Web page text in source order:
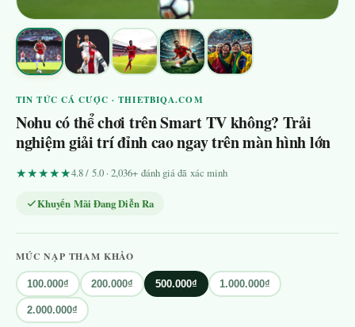
TIN TỨC CÁ CƯỢC · THIETBIQA.COM
Nohu có thể chơi trên Smart TV không? Trải
nghiệm giải trí đỉnh cao ngay trên màn hình lớn
★★★★★4.8 / 5.0 · 2,036+ đánh giá đã xác minh
Khuyến Mãi Đang Diễn Ra
MỨC NẠP THAM KHẢO
100.000₫ 200.000₫ 500.000₫ 1.000.000₫
2.000.000₫